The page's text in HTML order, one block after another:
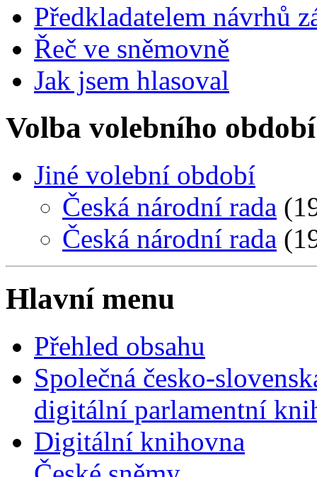
Předkladatelem návrhů
Řeč ve sněmovně
Jak jsem hlasoval
Volba volebního období
Jiné volební období
Česká národní rada
Česká národní rada
Hlavní menu
Přehled obsahu
Společná česko-
digitální parlamentní
Digitální knihovna